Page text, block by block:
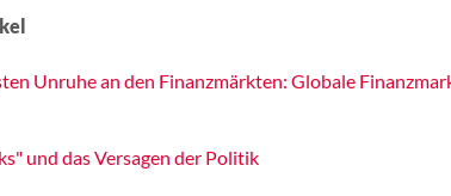
Unruhe an den Finanzmärkten: Globale
und das Versagen der Politik